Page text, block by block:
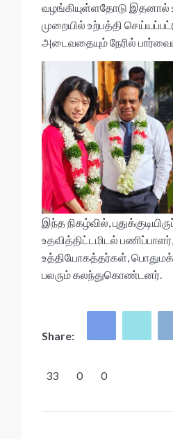
வழங்கியுள்ளதோடு இதனால்
முறையில் உற்பத்தி
அடைவதையும் நேரில்
இந்த நிகழ்வில்,
உதவித்திட்டமிடல்
உத்தியோகத்தர்கள்,
பலரும் கலந்துகொண்டனர்.
Share:
33 0 0